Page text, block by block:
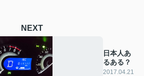
NEXT
日本人あ
るある？
2017.04.21